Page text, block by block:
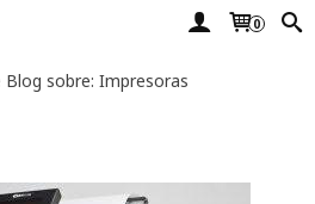
0
Blog sobre: Impresoras